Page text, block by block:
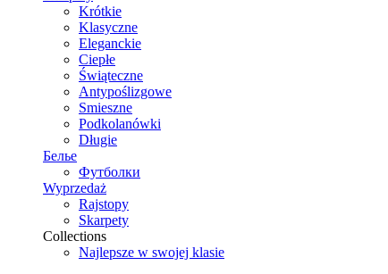
Krótkie
Klasyczne
Eleganckie
Ciepłe
Świąteczne
Antypoślizgowe
Smieszne
Podkolanówki
Długie
Белье
Футболки
Wyprzedaż
Rajstopy
Skarpety
Collections
Najlepsze w swojej klasie